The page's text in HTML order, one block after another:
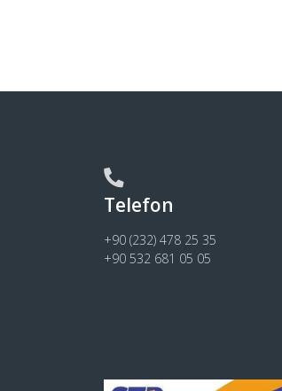
Telefon
+90 (232) 478 25 35
+90 532 681 05 05